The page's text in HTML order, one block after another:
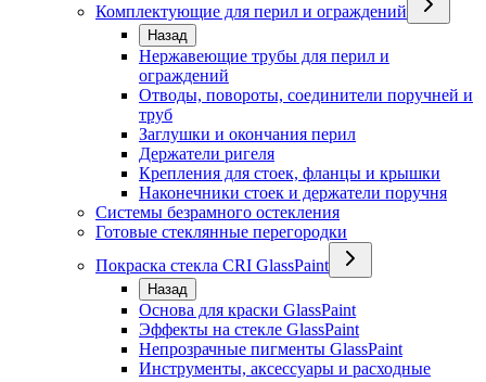
Комплектующие для перил и ограждений
Назад
Нержавеющие трубы для перил и
ограждений
Отводы, повороты, соединители поручней и
труб
Заглушки и окончания перил
Держатели ригеля
Крепления для стоек, фланцы и крышки
Наконечники стоек и держатели поручня
Системы безрамного остекления
Готовые стеклянные перегородки
Покраска стекла CRI GlassPaint
Назад
Основа для краски GlassPaint
Эффекты на стекле GlassPaint
Непрозрачные пигменты GlassPaint
Инструменты, аксессуары и расходные